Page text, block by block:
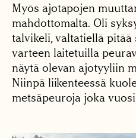
Myös ajotapojen
mahdottomalta. Oli
talvikeli, valtatiellä pitää
varteen laitetuilla
näytä olevan ajotyyliin
Niinpä liikenteessä
metsäpeuroja joka